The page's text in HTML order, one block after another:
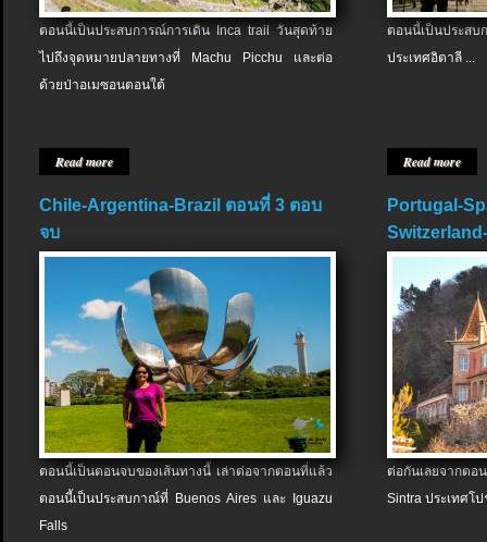
ตอนนี้เป็นประสบการณ์การเดิน Inca trail วันสุดท้าย
ไปถึงจุดหมายปลายทางที่ Machu Picchu และต่อ
ด้วยป่าอเมซอนตอนใต้
Read more
ตอนนี้เป็นประส
ประเทศอิตาลี ...
Read more
Chile-Argentina-Brazil ตอนที่ 3 ตอบ
จบ
ตอนนี้เป็นตอนจบของเส้นทางนี้ เล่าต่อจากตอนที่แล้ว
ตอนนี้เป็นประสบกาณ์ที่ Buenos Aires และ Iguazu
Falls
Portugal-
ต่อกันเลยจากต
Sintra ประเทศโป